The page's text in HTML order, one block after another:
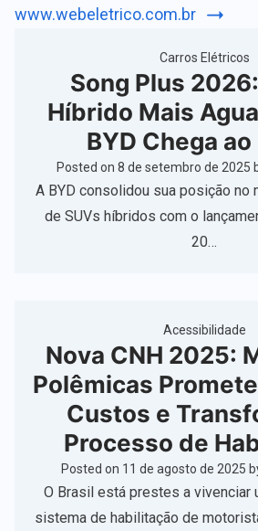
www.webeletrico.com.br
Carros Elétricos
Song Plus
Híbrido Mais
BYD Chega
Posted on 8 de setembro de 2025
A BYD consolidou sua posição no
de SUVs híbridos com o
20…
Acessibilidade
Nova CNH 2025:
Polêmicas
Custos e
Processo de
Posted on 11 de agosto de 2025
O Brasil está prestes a vivenciar
sistema de habilitação de